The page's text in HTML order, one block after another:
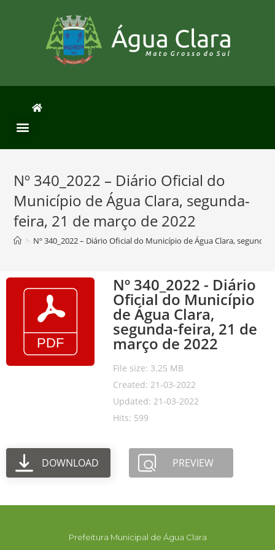
Nº 340_2022 – Diário Oficial do
Município de Água Clara, segunda-
feira, 21 de março de 2022
> Nº 340_2022 – Diário Oficial do Município de Água Clara,
Nº 340_2022 - Diário
Oficial do Município
de Água Clara,
segunda-feira, 21 de
março de 2022
File size: 3.25 MB
Created: 21-03-2022
Updated: 21-03-2022
Hits: 599
DOWNLOAD PREVIEW
Prefeitura Municipal de Água Clara